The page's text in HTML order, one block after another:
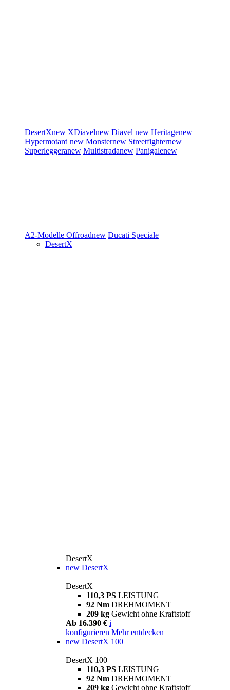
DesertXnew XDiavelnew Diavel new Heritagenew
Hypermotard new Monsternew Streetfighternew
Superleggeranew Multistradanew Panigalenew
A2-Modelle Offroadnew Ducati Speciale
DesertX
DesertX
new DesertX
DesertX
110,3 PS LEISTUNG
92 Nm DREHMOMENT
209 kg Gewicht ohne Kraftstoff
Ab 16.390 € i
konfigurieren Mehr entdecken
new DesertX 100
DesertX 100
110,3 PS LEISTUNG
92 Nm DREHMOMENT
209 kg Gewicht ohne Kraftstoff